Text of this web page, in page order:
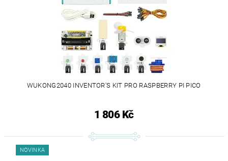
WUKONG2040 INVENTOR'S KIT PRO RASPBERRY PI PICO
1 806 Kč
NOVINKA